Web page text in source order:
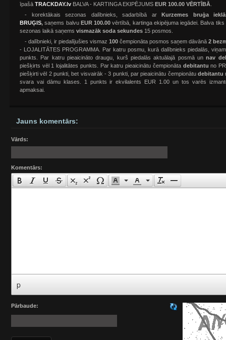
īpašā TRACKDAY.lv BALVA - KARTINGA EKIPĒJUMS EUR 100.00 VĒRTĪBĀ
-
korektākais sezonas dalībnieks, sadarbībā ar
Kurzemes bruģa
BRUĢIS, saņems balvuEUR100.00vērtībā, kartinga ekipējuma iegādei. Balva
sezonas laikā saņems vismazāk soda sekundes 15 posmos.
- dalībnieki, ir piedalījušies vismaz 100 čempionāta posmos saņem dāvānā 2
- LOJALITĀTES PROGRAMMA. Par katru posmu, kurā dalībnieks piedalās,
punkts. Par katru pieaicināto draugu, kurš piedalās aktuālajā posmā unnav
piešķirts vēl 1 lojalitātes punkts. Par katru pieaicinātu čempionāta debitantu no
piešķirti vēl 2 punkti, bet visvairāk - 3 punkti, par pieaicinātu čempionātu debitantu
svara vai dāmu klases. 1 punkts ir ekvilalents EUR 1.00 un tos varēs
apmaksai.
Jauns komentārs:
Vārds:
Komentārs:
p
Pārbaude: